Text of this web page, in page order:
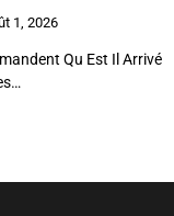
1, 2026
Qu Est Il Arrivé